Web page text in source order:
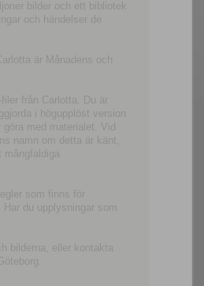
bilder och ett bibliotek
och händelser de
är Månadens och
från Carlotta. Du är
i högupplöst version
med materialet. Vid
namn om detta är känt,
mångfaldiga
som finns för
du upplysningar som
bilderna, eller kontakta